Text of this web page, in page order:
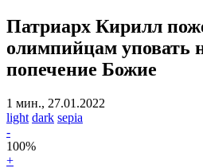
Патриарх Кирилл
олимпийцам уповать
попечение Божие
1 мин., 27.01.2022
light dark sepia
-
100%
+